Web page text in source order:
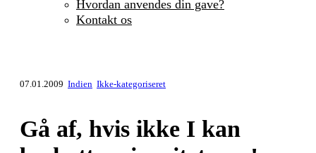
Hvordan anvendes din gave?
Kontakt os
07.01.2009 Indien Ikke-kategoriseret
Gå af, hvis ikke I kan